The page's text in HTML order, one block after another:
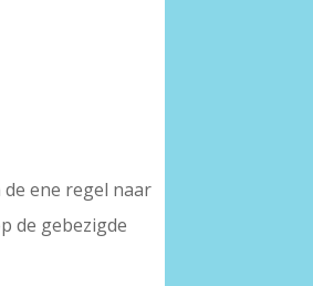
ene regel naar
de gebezigde